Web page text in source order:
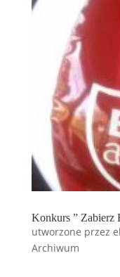
Konkurs ” Zabierz
utworzone przez
Archiwum